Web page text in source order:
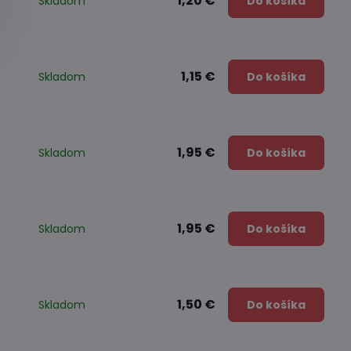
Skladom 1,15 € Do košíka
Skladom 1,95 € Do košíka
Skladom 1,95 € Do košíka
Skladom 1,50 € Do košíka